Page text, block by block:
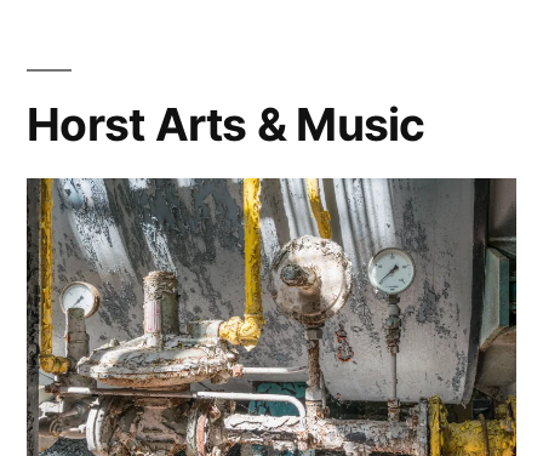
Horst Arts & Music